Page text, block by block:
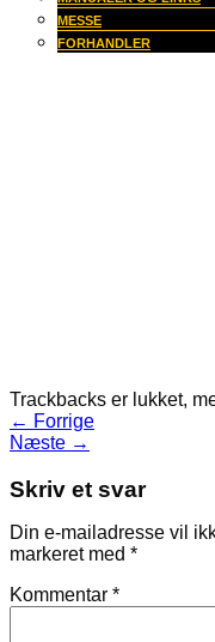
MESSE
FORHANDLER
Trackbacks er lukket,
← Forrige
Næste →
Skriv et svar
Din e-mailadresse vil
markeret med *
Kommentar *